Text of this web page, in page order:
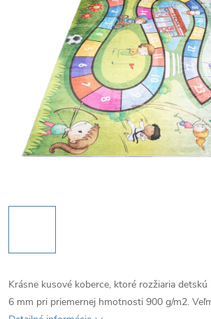
Krásne kusové koberce, ktoré rozžiaria
6 mm pri priemernej hmotnosti 900 g/m2.